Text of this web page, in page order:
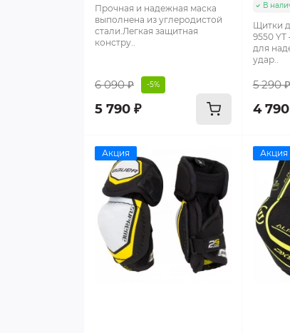
Прочная и надежная маска
выполнена из углеродистой
стали.Легкая защитная
констру..
6 090 ₽ -5%
5 790 ₽
В
Щитки
9550
для
удар..
5 290 ₽
4
Акция Акция